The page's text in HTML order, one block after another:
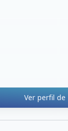
Ver perfil de